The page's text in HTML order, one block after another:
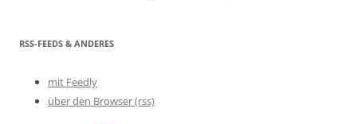
RSS-FEEDS & ANDERES
mit Feedly
über den Browser (rss)